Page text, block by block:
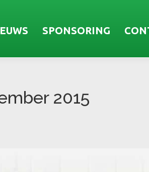
SPONSORING
2015